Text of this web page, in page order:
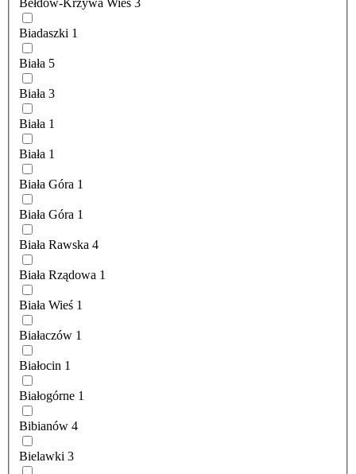
Bełdów-Krzywa Wieś 3
Biadaszki 1
Biała 5
Biała 3
Biała 1
Biała 1
Biała Góra 1
Biała Góra 1
Biała Rawska 4
Biała Rządowa 1
Biała Wieś 1
Białaczów 1
Białocin 1
Białogórne 1
Bibianów 4
Bielawki 3